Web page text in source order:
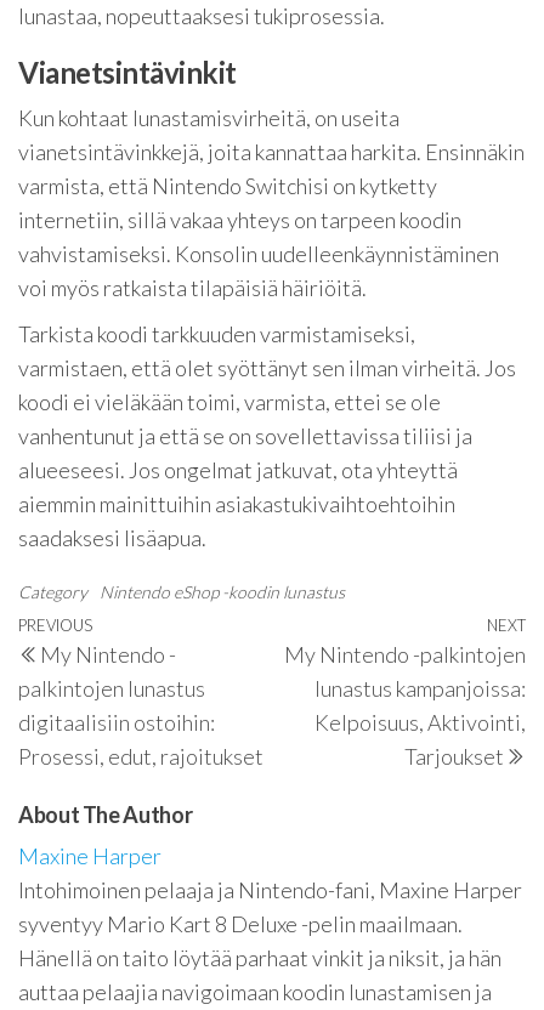
lunastaa, nopeuttaaksesi tukiprosessia.
Vianetsintävinkit
Kun kohtaat lunastamisvirheitä, on useita
vianetsintävinkkejä, joita kannattaa harkita. Ensinnäkin
varmista, että Nintendo Switchisi on kytketty
internetiin, sillä vakaa yhteys on tarpeen koodin
vahvistamiseksi. Konsolin uudelleenkäynnistäminen
voi myös ratkaista tilapäisiä häiriöitä.
Tarkista koodi tarkkuuden varmistamiseksi,
varmistaen, että olet syöttänyt sen ilman virheitä. Jos
koodi ei vieläkään toimi, varmista, ettei se ole
vanhentunut ja että se on sovellettavissa tiliisi ja
alueeseesi. Jos ongelmat jatkuvat, ota yhteyttä
aiemmin mainittuihin asiakastukivaihtoehtoihin
saadaksesi lisäapua.
Category Nintendo eShop -koodin lunastus
Post
navigation
Previous
Post
PREVIOUS
My Nintendo -
palkintojen lunastus
digitaalisiin ostoihin:
Prosessi, edut, rajoitukset
NEXT
My Nintendo -palkintojen
lunastus kampanjoissa:
Kelpoisuus, Aktivointi,
Tarjoukset
About The Author
Maxine Harper
Intohimoinen pelaaja ja Nintendo-fani, Maxine Harper
syventyy Mario Kart 8 Deluxe -pelin maailmaan.
Hänellä on taito löytää parhaat vinkit ja niksit, ja hän
auttaa pelaajia navigoimaan koodin lunastamisen ja